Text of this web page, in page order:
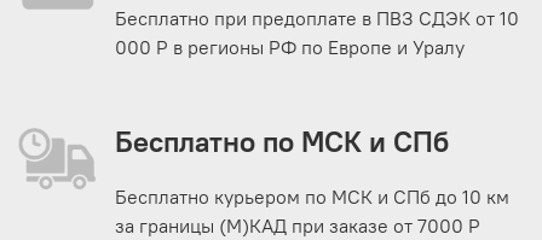
Бесплатно при предоплате в ПВЗ СДЭК от 10
000 Р в регионы РФ по Европе и Уралу
Бесплатно по МСК и СПб
Бесплатно курьером по МСК и СПб до 10 км
за границы (М)КАД при заказе от 7000 Р